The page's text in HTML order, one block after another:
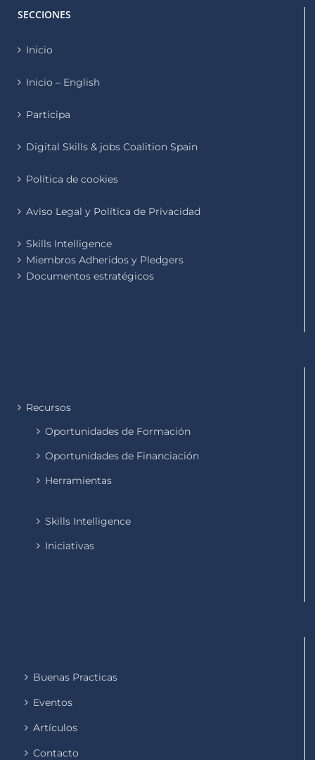
SECCIONES
Inicio
Inicio – English
Participa
Digital Skills & jobs Coalition Spain
Política de cookies
Aviso Legal y Política de Privacidad
Skills Intelligence
Miembros Adheridos y Pledgers
Documentos estratégicos
Recursos
Oportunidades de Formación
Oportunidades de Financiación
Herramientas
Skills Intelligence
Iniciativas
Buenas Practicas
Eventos
Artículos
Contacto